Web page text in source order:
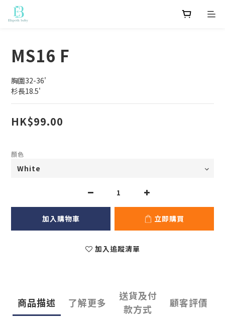
MS16 F
胸圍32-36'
杉長18.5'
HK$99.00
顏色
加入購物車 立即購買
加入追蹤清單
商品描述 了解更多
送貨及付
款方式
顧客評價